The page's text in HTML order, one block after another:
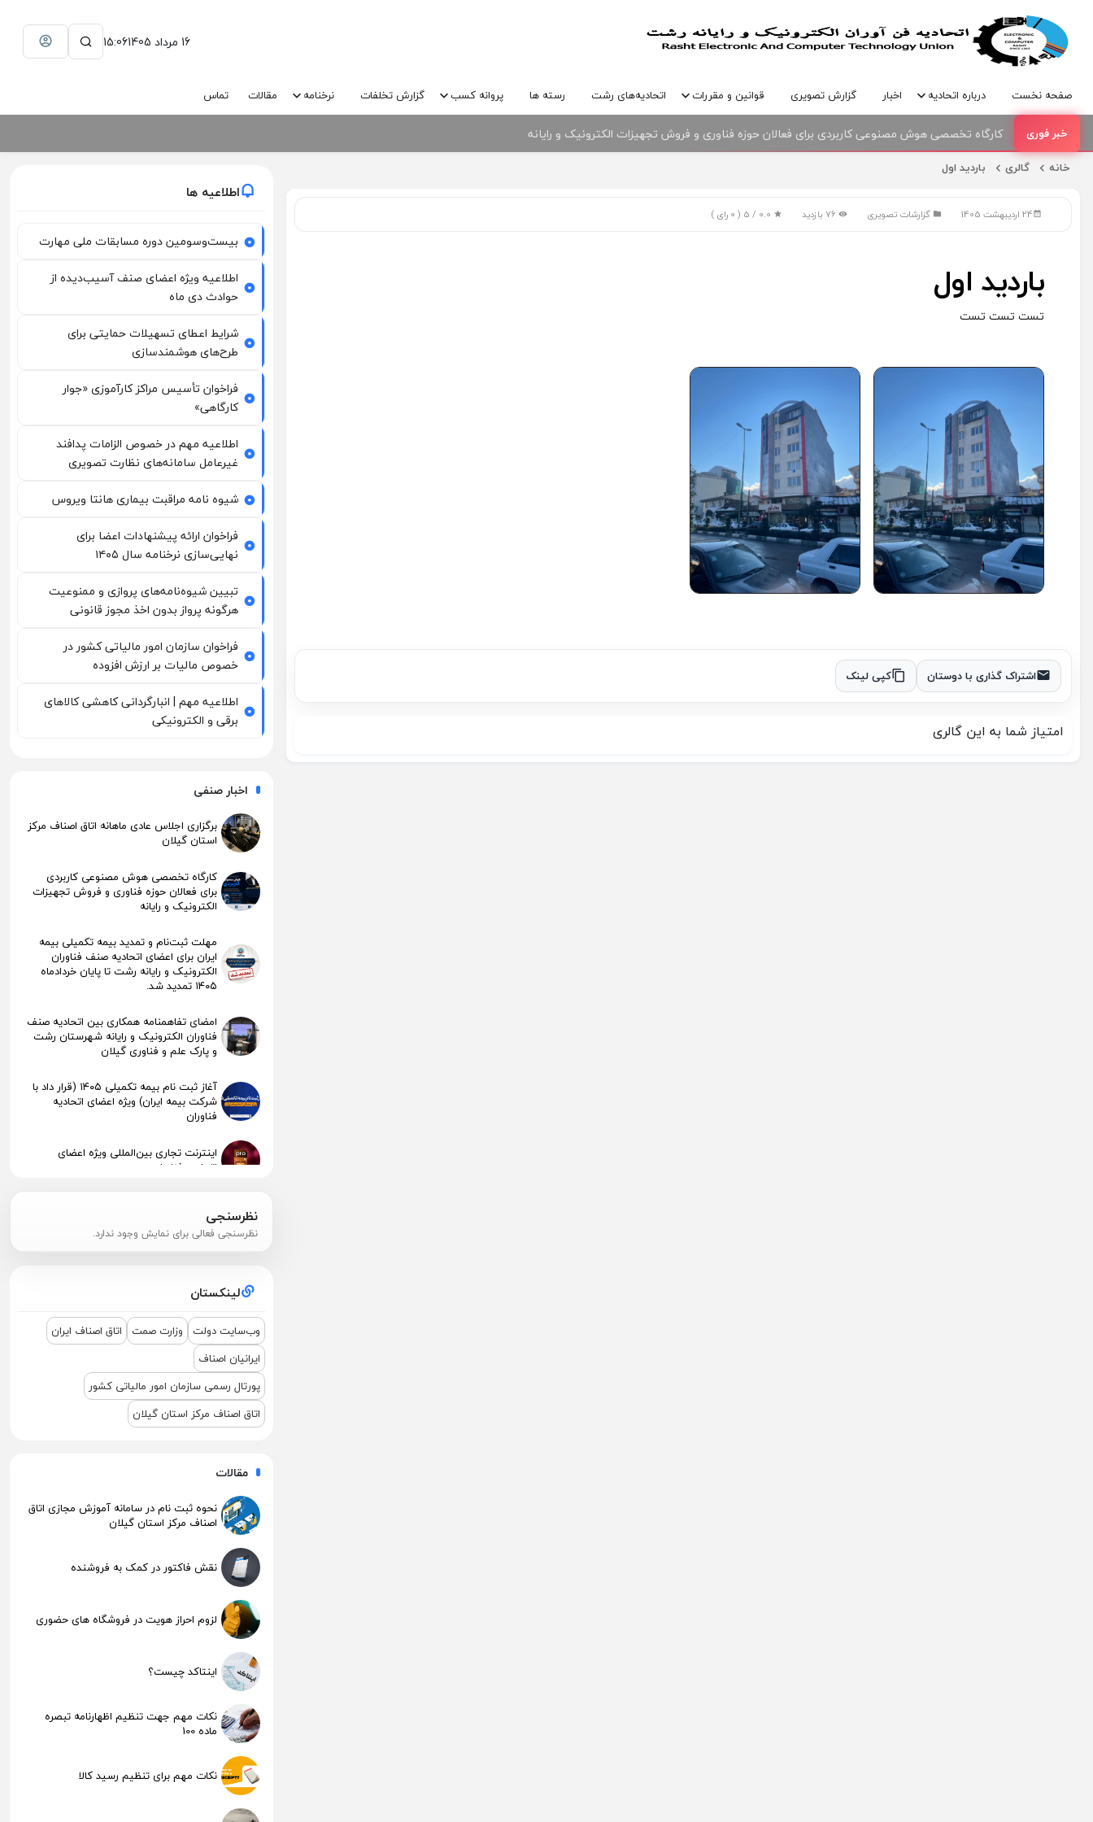
15:06 16 مرداد 1405
صفحه نخست درباره اتحادیه اخبار گزارش تصویری قوانین و مقررات اتحادیه‌های رشت رسته ها پروانه کسب گزارش تخلفات نرخنامه مقالات تماس
کارگاه تخصصی هوش مصنوعی کاربردی برای فعالان حوزه فناوری و فروش تجهیزات الکترونیک و رایانه
امضای تفاهمنامه همکاری بین اتحادیه صنف فناوران الکترونیک و رایانه شهرستان رشت و پارک علم و فناوری گیلان
خانه گالری باردید اول
24 اردیبهشت 1405 گزارشات تصویری 0.0
/ 5
(
0 رای )
باردید اول
تست تست تست
اشتراک گذاری با دوستان کپی لینک
امتیاز شما به این گالری
اطلاعیه ها
بیست‌وسومین دوره مسابقات ملی مهارت
اطلاعیه ویژه اعضای صنف آسیب‌دیده از
حوادث دی ماه
شرایط اعطای تسهیلات حمایتی برای
طرح‌های هوشمندسازی
فراخوان تأسیس مراکز کارآموزی «جوار
کارگاهی»
اطلاعیه مهم در خصوص الزامات پدافند
غیرعامل سامانه‌های نظارت تصویری
شیوه نامه مراقبت بیماری هانتا ویروس
فراخوان ارائه پیشنهادات اعضا برای
نهایی‌سازی نرخنامه سال ۱۴۰۵
تبیین شیوه‌نامه‌های پروازی و ممنوعیت
هرگونه پرواز بدون اخذ مجوز قانونی
فراخوان سازمان امور مالیاتی کشور در
خصوص مالیات بر ارزش افزوده
اطلاعیه مهم | انبارگردانی کاهشی کالاهای
برقی و الکترونیکی
اخبار صنفی
برگزاری اجلاس عادی ماهانه اتاق اصناف مرکز
استان گیلان
کارگاه تخصصی هوش مصنوعی کاربردی
برای فعالان حوزه فناوری و فروش تجهیزات
الکترونیک و رایانه
مهلت ثبت‌نام و تمدید بیمه تکمیلی بیمه
ایران برای اعضای اتحادیه صنف فناوران
الکترونیک و رایانه رشت تا پایان خردادماه
۱۴۰۵ تمدید شد.
امضای تفاهمنامه همکاری بین اتحادیه صنف
فناوران الکترونیک و رایانه شهرستان رشت
و پارک علم و فناوری گیلان
آغاز ثبت نام بیمه تکمیلی ۱۴۰۵ (قرار داد با
شرکت بیمه ایران) ویژه اعضای اتحادیه
فناوران
اینترنت تجاری بین‌المللی ویژه اعضای
اتحادیه فناوران
الکترونیک و رایانه رشت 1404
پیگیری جهت استقرار اعضای آسیب‌دیده در
مودیان (قانون ۱۴۰۴ )
2025
نظرسنجی
نظرسنجی فعالی برای نمایش وجود ندارد.
لینکستان
وب‌سایت دولت وزارت صمت اتاق اصناف ایران
ایرانیان اصناف
پورتال رسمی سازمان امور مالیاتی کشور
اتاق اصناف مرکز استان گیلان
مقالات
نحوه ثبت نام در سامانه آموزش مجازی اتاق
اصناف مرکز استان گیلان
نقش فاکتور در کمک به فروشنده
لزوم احراز هویت در فروشگاه های حضوری
اینتاکد چیست؟
نکات مهم جهت تنظیم اظهارنامه تبصره
ماده 100
نکات مهم برای تنظیم رسید کالا